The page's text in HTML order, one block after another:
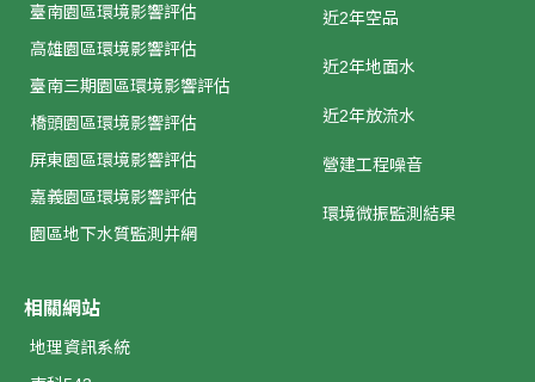
臺南園區環境影響評估
高雄園區環境影響評估
臺南三期園區環境影響評估
橋頭園區環境影響評估
屏東園區環境影響評估
嘉義園區環境影響評估
園區地下水質監測井網
近2年空品
近2年地面水
近2年放流水
營建工程噪音
環境微振監測結果
相關網站
地理資訊系統